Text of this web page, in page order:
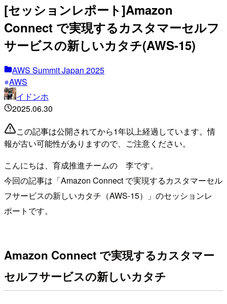
[セッションレポート]Amazon
Connect で実現するカスタマーセルフ
サービスの新しいカタチ(AWS-15)
AWS Summit Japan 2025
AWS
イドンホ
2025.06.30
この記事は公開されてから1年以上経過しています。情
報が古い可能性がありますので、ご注意ください。
こんにちは、育成推進チームの 李です。
今回の記事は「Amazon Connect で実現するカスタマーセル
フサービスの新しいカタチ（AWS-15）」のセッションレ
ポートです。
Amazon Connect で実現するカスタマー
セルフサービスの新しいカタチ